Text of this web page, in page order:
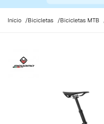
Início Bicicletas Bicicletas MTB